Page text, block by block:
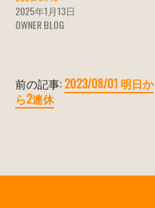
2025年1月13日
OWNER BLOG
前の記事: 2023/08/01 明日か
ら2連休